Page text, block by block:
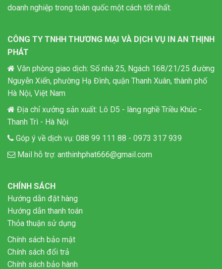
doanh nghiệp trong toàn quốc một cách tốt nhất.
CÔNG TY TNHH THƯƠNG MẠI VÀ DỊCH VỤ IN AN THỊNH
PHÁT
Văn phòng giao dịch: Số nhà 25, Ngách 168/21/25 đường
Nguyễn Xiển, phường Hạ Đình, quận Thanh Xuân, thành phố
Hà Nội, Việt Nam
Địa chỉ xưởng sản xuất: Lô D5 - làng nghề Triều Khúc -
Thanh Trì - Hà Nội
Góp ý về dịch vụ: 088 99 111 88 - 0973 317 939
Mail hỗ trợ: anthinhphat666@gmail.com
CHÍNH SÁCH
Hướng dẫn đặt hàng
Hướng dẫn thanh toán
Thỏa thuận sử dụng
Chính sách bảo mật
Chính sách đổi trả
Chính sách bảo hành